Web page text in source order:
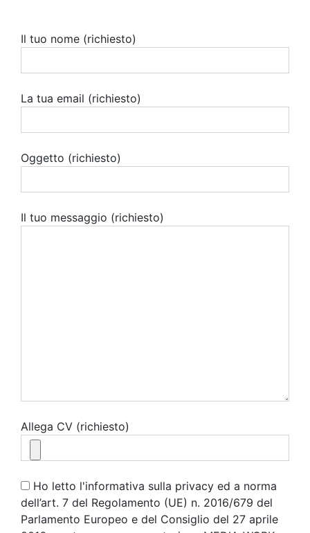
Il tuo nome (richiesto)
La tua email (richiesto)
Oggetto (richiesto)
Il tuo messaggio (richiesto)
Allega CV (richiesto)
Ho letto l'informativa sulla privacy ed a norma
dell’art. 7 del Regolamento (UE) n. 2016/679 del
Parlamento Europeo e del Consiglio del 27 aprile